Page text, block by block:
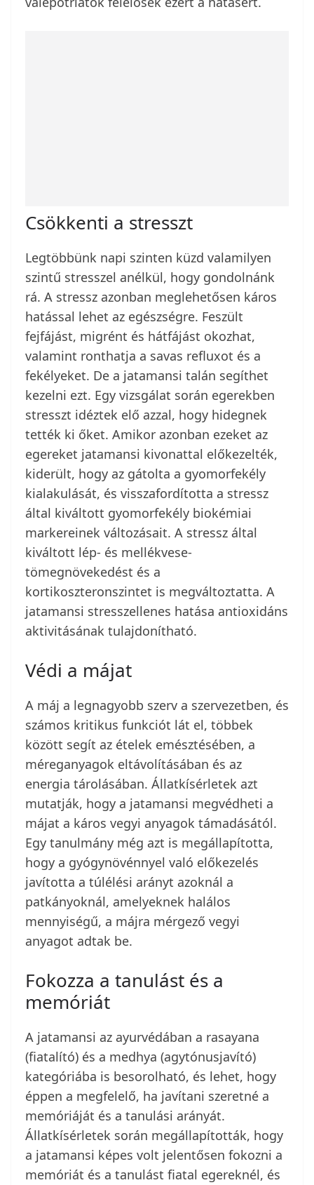
Csökkenti a stresszt
Legtöbbünk napi szinten küzd valamilyen
szintű stresszel anélkül, hogy gondolnánk
rá. A stressz azonban meglehetősen káros
hatással lehet az egészségre. Feszült
fejfájást, migrént és hátfájást okozhat,
valamint ronthatja a savas refluxot és a
fekélyeket. De a jatamansi talán segíthet
kezelni ezt. Egy vizsgálat során egerekben
stresszt idéztek elő azzal, hogy hidegnek
tették ki őket. Amikor azonban ezeket az
egereket jatamansi kivonattal előkezelték,
kiderült, hogy az gátolta a gyomorfekély
kialakulását, és visszafordította a stressz
által kiváltott gyomorfekély biokémiai
markereinek változásait. A stressz által
kiváltott lép- és mellékvese-
tömegnövekedést és a
kortikoszteronszintet is megváltoztatta. A
jatamansi stresszellenes hatása antioxidáns
aktivitásának tulajdonítható.
Védi a májat
A máj a legnagyobb szerv a szervezetben, és
számos kritikus funkciót lát el, többek
között segít az ételek emésztésében, a
méreganyagok eltávolításában és az
energia tárolásában. Állatkísérletek azt
mutatják, hogy a jatamansi megvédheti a
májat a káros vegyi anyagok támadásától.
Egy tanulmány még azt is megállapította,
hogy a gyógynövénnyel való előkezelés
javította a túlélési arányt azoknál a
patkányoknál, amelyeknek halálos
mennyiségű, a májra mérgező vegyi
anyagot adtak be.
Fokozza a tanulást és a
memóriát
A jatamansi az ayurvédában a rasayana
(fiatalító) és a medhya (agytónusjavító)
kategóriába is besorolható, és lehet, hogy
éppen a megfelelő, ha javítani szeretné a
memóriáját és a tanulási arányát.
Állatkísérletek során megállapították, hogy
a jatamansi képes volt jelentősen fokozni a
memóriát és a tanulást fiatal egereknél, és